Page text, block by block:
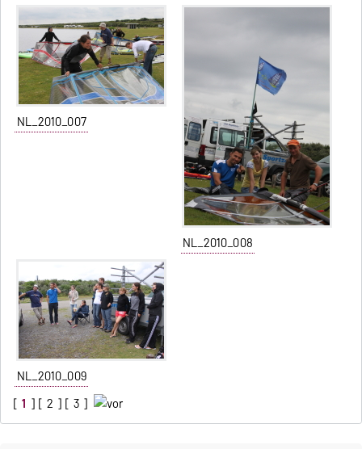
NL_2010_007
NL_2010_008
NL_2010_009
[ 1 ] [ 2 ] [ 3 ]